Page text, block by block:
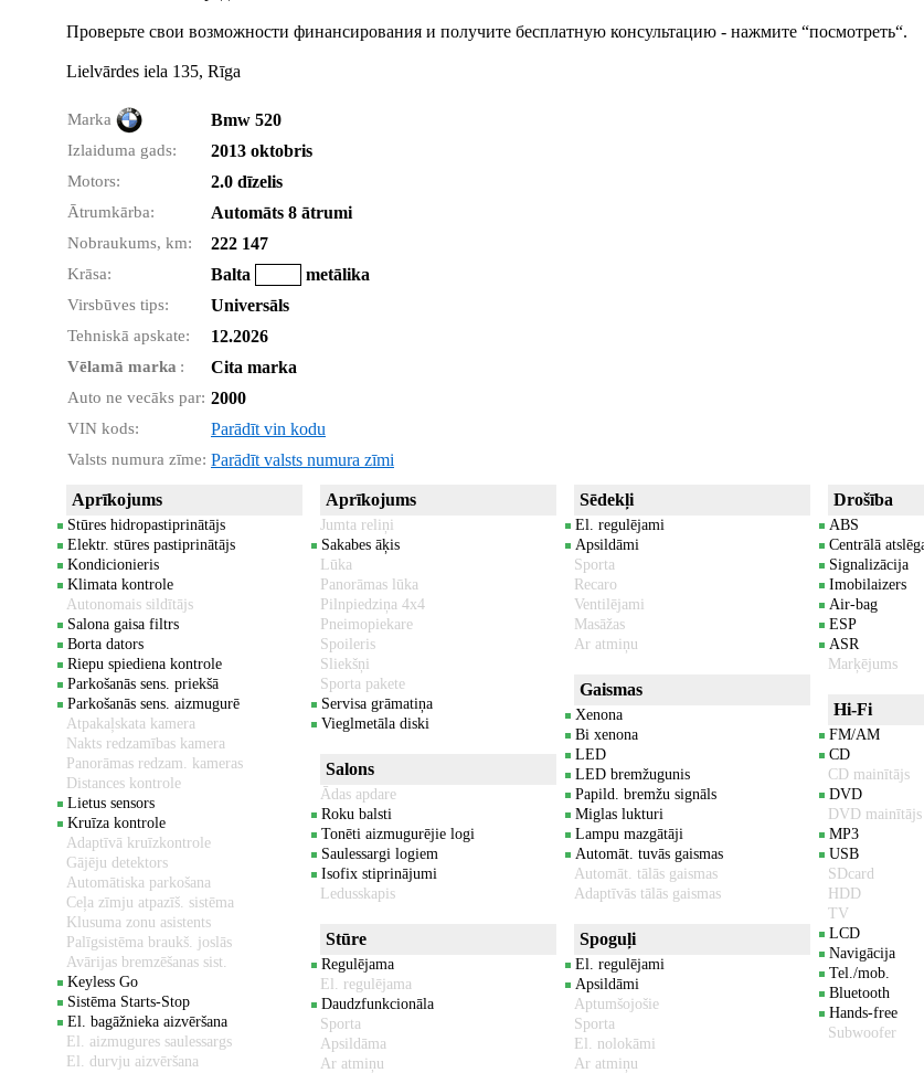
Проверьте свои возможности финансирования и получите бесплатную консультацию - нажмите “посмотреть“.
Lielvārdes iela 135, Rīga
Marka Bmw 520
Izlaiduma gads: 2013 oktobris
Motors: 2.0 dīzelis
Ātrumkārba: Automāts 8 ātrumi
Nobraukums, km: 222 147
Krāsa: Balta metālika
Virsbūves tips: Universāls
Tehniskā apskate: 12.2026
Vēlamā marka : Cita marka
Auto ne vecāks par: 2000
VIN kods: Parādīt vin kodu
Valsts numura zīme: Parādīt valsts numura zīmi
Aprīkojums
Stūres hidropastiprinātājs
Elektr. stūres pastiprinātājs
Kondicionieris
Klimata kontrole
Autonomais sildītājs
Salona gaisa filtrs
Borta dators
Riepu spiediena kontrole
Parkošanās sens. priekšā
Parkošanās sens. aizmugurē
Atpakaļskata kamera
Nakts redzamības kamera
Panorāmas redzam. kameras
Distances kontrole
Lietus sensors
Kruīza kontrole
Adaptīvā kruīzkontrole
Gājēju detektors
Automātiska parkošana
Ceļa zīmju atpazīš. sistēma
Klusuma zonu asistents
Palīgsistēma braukš. joslās
Avārijas bremzēšanas sist.
Keyless Go
Sistēma Starts-Stop
El. bagāžnieka aizvēršana
El. aizmugures saulessargs
El. durvju aizvēršana
Aprīkojums
Jumta reliņi
Sakabes āķis
Lūka
Panorāmas lūka
Pilnpiedziņa 4x4
Pneimopiekare
Spoileris
Sliekšņi
Sporta pakete
Servisa grāmatiņa
Vieglmetāla diski
Salons
Ādas apdare
Roku balsti
Tonēti aizmugurējie logi
Saulessargi logiem
Isofix stiprinājumi
Ledusskapis
Stūre
Regulējama
El. regulējama
Daudzfunkcionāla
Sporta
Apsildāma
Ar atmiņu
Sēdekļi
El. regulējami
Apsildāmi
Sporta
Recaro
Ventilējami
Masāžas
Ar atmiņu
Gaismas
Xenona
Bi xenona
LED
LED bremžugunis
Papild. bremžu signāls
Miglas lukturi
Lampu mazgātāji
Automāt. tuvās gaismas
Automāt. tālās gaismas
Adaptīvās tālās gaismas
Spoguļi
El. regulējami
Apsildāmi
Aptumšojošie
Sporta
El. nolokāmi
Ar atmiņu
Drošība
ABS
Centrālā
Signalizācija
Imobilaizers
Air-bag
ESP
ASR
Marķējums
Hi-Fi
FM/AM
CD
CD mainītājs
DVD
DVD mainītājs
MP3
USB
SDcard
HDD
TV
LCD
Navigācija
Tel./mob.
Bluetooth
Hands-free
Subwoofer